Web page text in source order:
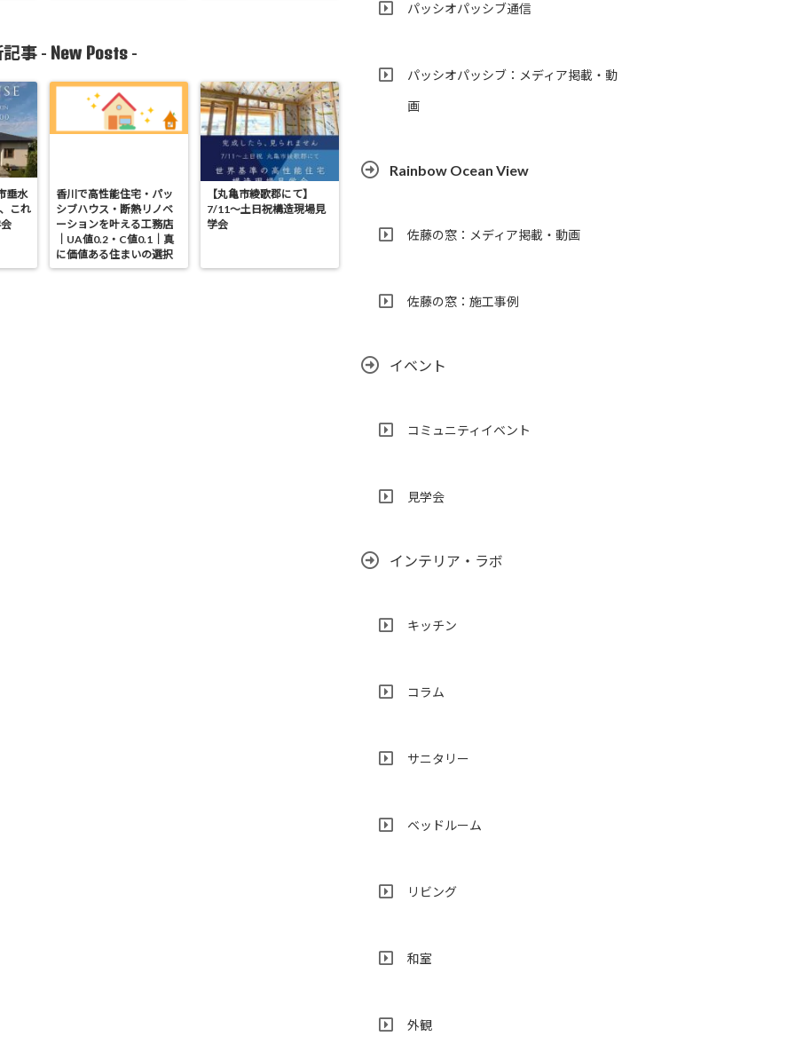
事 - New Posts -
垂水
これ
香川で高性能住宅・パッ
シブハウス・断熱リノベ
ーションを叶える工務店
｜UA値0.2・C値0.1｜真
に価値ある住まいの選択
【丸亀市綾歌郡にて】
7/11～土日祝構造現場見
学会
パッシオパッシブ通信
パッシオパッシブ：メディア掲載・動
画
Rainbow Ocean View
佐藤の窓：メディア掲載・動画
佐藤の窓：施工事例
イベント
コミュニティイベント
見学会
インテリア・ラボ
キッチン
コラム
サニタリー
ベッドルーム
リビング
和室
外観